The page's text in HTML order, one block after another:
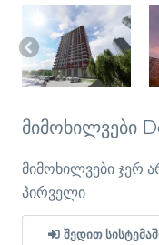
მიმოხილვები
მიმოხილვები ჯერ
პირველი
ᲨᲔᲓᲘᲗ